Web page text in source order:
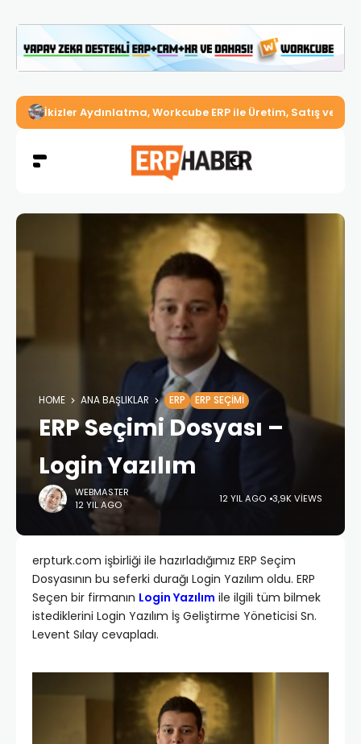
İkizler Aydınlatma, Workcube ERP ile Üretim, Satış ve
HOME ANA BAŞLIKLAR ERP ERP SEÇIMI
ERP Seçimi Dosyası –
Login Yazılım
WEBMASTER
12 YIL AGO
12 YIL AGO 3,9K VIEWS
erpturk.com işbirliği ile hazırladığımız ERP Seçim
Dosyasının bu seferki durağı Login Yazılım oldu. ERP
Seçen bir firmanın Login Yazılım ile ilgili tüm bilmek
istediklerini Login Yazılım İş Geliştirme Yöneticisi Sn.
Levent Sılay cevapladı.